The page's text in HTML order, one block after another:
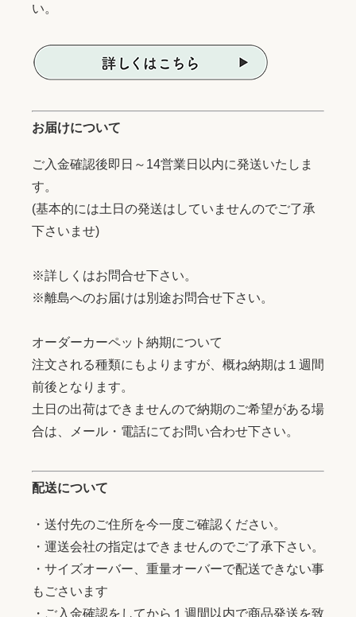
い。
お届けについて
ご入金確認後即日～14営業日以内に発送いたしま
す。
(基本的には土日の発送はしていませんのでご了承
下さいませ)
※詳しくはお問合せ下さい。
※離島へのお届けは別途お問合せ下さい。
オーダーカーペット納期について
注文される種類にもよりますが、概ね納期は１週間
前後となります。
土日の出荷はできませんので納期のご希望がある場
合は、メール・電話にてお問い合わせ下さい。
配送について
・送付先のご住所を今一度ご確認ください。
・運送会社の指定はできませんのでご了承下さい。
・サイズオーバー、重量オーバーで配送できない事
もごさいます
・ご入金確認をしてから１週間以内で商品発送を致